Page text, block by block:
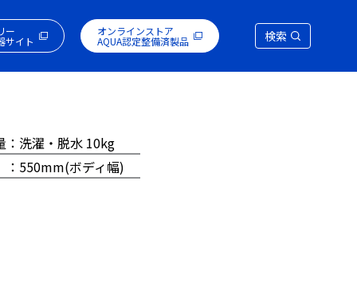
ー
サイト
オンラインストア
AQUA認定整備済製品 検索
：洗濯・脱水 10kg
550mm(ボディ幅)